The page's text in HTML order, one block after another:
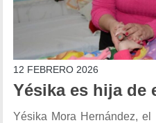
12 FEBRERO 2026
Yésika es hija de
Yésika Mora Hernández,